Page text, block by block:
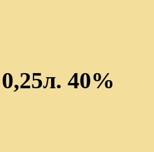
40%